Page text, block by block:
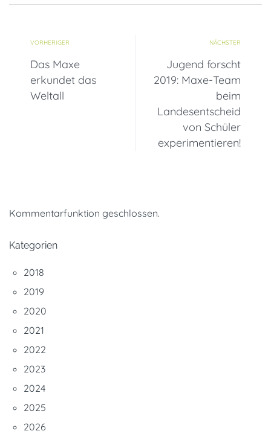
VORHERIGER
Das Maxe
erkundet das
Weltall
NÄCHSTER
Jugend forscht
2019: Maxe-Team
beim
Landesentscheid
von Schüler
experimentieren!
Kommentarfunktion geschlossen.
Kategorien
2018
2019
2020
2021
2022
2023
2024
2025
2026